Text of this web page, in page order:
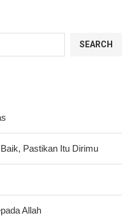
SEARCH
Pastikan Itu Dirimu
Allah